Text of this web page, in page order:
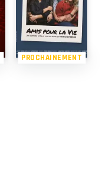
PROCHAINEMENT